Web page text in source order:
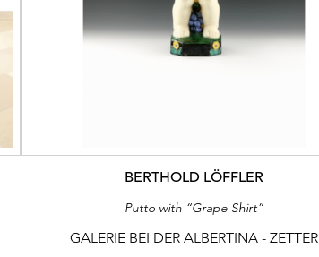
BERTHOLD LÖFFLER
Putto with “Grape Shirt”
GALERIE BEI DER ALBERTINA - ZETTER